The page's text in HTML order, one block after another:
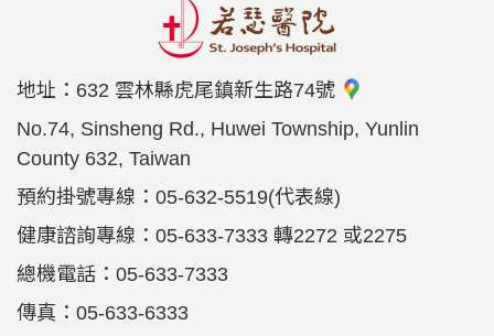
地址： 632 雲林縣虎尾鎮新生路74號
No.74, Sinsheng Rd., Huwei Township, Yunlin
County 632, Taiwan
預約掛號專線：05-632-5519(代表線)
健康諮詢專線：05-633-7333 轉2272 或2275
總機電話：05-633-7333
傳真：05-633-6333